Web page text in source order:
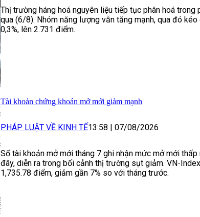
Thị trường háng hoá nguyên liệu tiếp tục phân hoá trong
qua (6/8). Nhóm năng lượng vẫn tăng mạnh, qua đó
0,3%, lên 2.731 điểm.
Tài khoản chứng khoán mở mới giảm mạnh
PHÁP LUẬT VỀ KINH TẾ13:58 | 07/08/2026
Số tài khoản mở mới tháng 7 ghi nhận mức mở mới
đây, diễn ra trong bối cảnh thị trường sụt giảm. VN-
1,735.78 điểm, giảm gần 7% so với tháng trước.